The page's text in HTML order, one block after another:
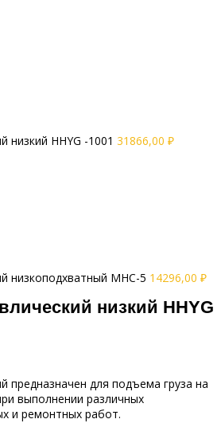
низкий HHYG -1001 31866,00 ₽
низкоподхватный MHC-5 14296,00 ₽
низкий HHYG
предназначен для подъема груза на
выполнении различных
и ремонтных работ.